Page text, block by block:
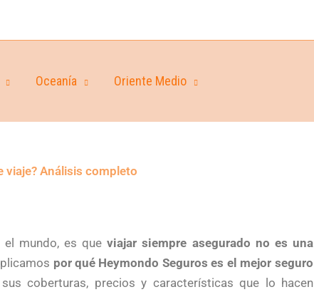
Oceanía Oriente Medio
viaje? Análisis completo
el mundo, es queviajar siempre asegurado no es una
por qué Heymondo Seguros es el mejor seguro
coberturas, precios y características que lo hacen